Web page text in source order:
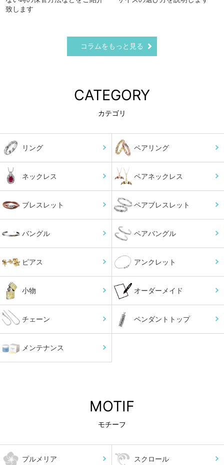
致します
コラムをもっと見る
CATEGORY
カテゴリ
リング ペアリング
ネックレス ペアネックレス
ブレスレット ペアブレスレット
バングル ペアバングル
ピアス アンクレット
小物 オーダーメイド
チェーン ペンダントトップ
メンテナンス
MOTIF
モチーフ
プルメリア スクロール